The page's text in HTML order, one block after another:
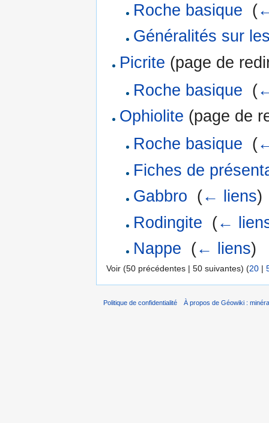
Roche basique (
Généralités sur
Picrite (page de
Roche basique (
Ophiolite (page de
Roche basique (
Fiches de
Gabbro (← liens)
Rodingite (←
Nappe (← liens)
Voir (50 précédentes | 50 suivantes) (20 |
Politique de confidentialité À propos de Géowiki :